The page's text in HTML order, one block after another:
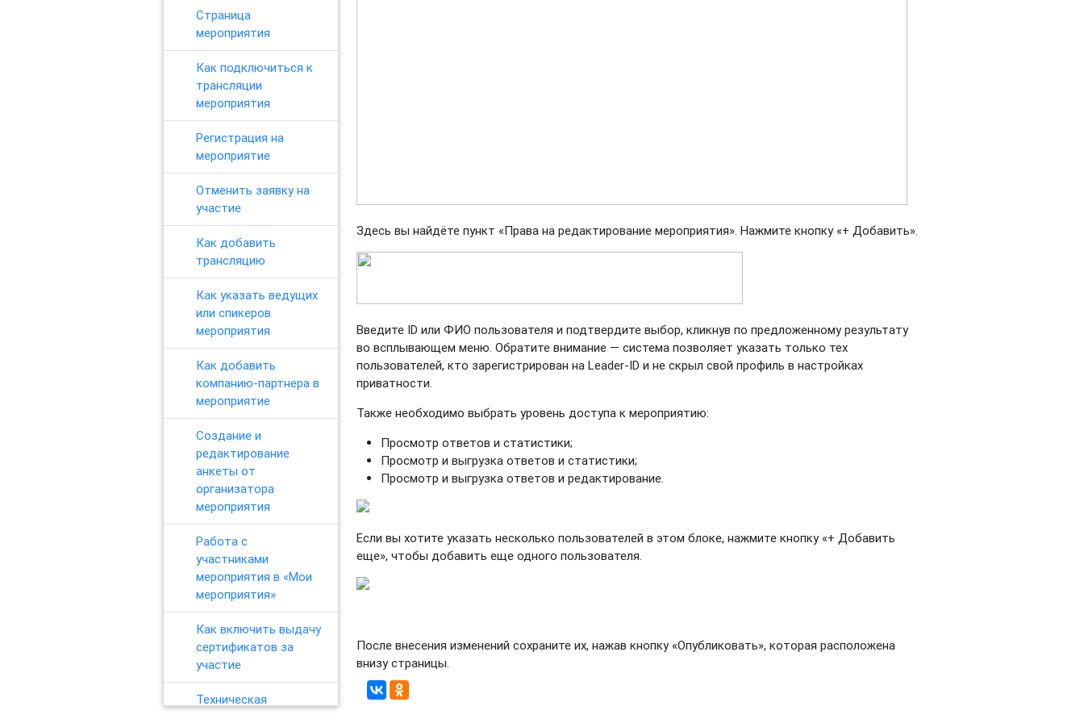
Страница
мероприятия
Как подключиться к
трансляции
мероприятия
Регистрация на
мероприятие
Отменить заявку на
участие
Как добавить
трансляцию
Как указать ведущих
или спикеров
мероприятия
Как добавить
компанию-партнера в
мероприятие
Создание и
редактирование
анкеты от
организатора
мероприятия
Работа с
участниками
мероприятия в «Мои
мероприятия»
Как включить выдачу
сертификатов за
участие
Техническая
Здесь вы найдёте пункт «Права на редактирование мероприятия». Нажмите кнопку «+ Добавить».
Введите ID или ФИО пользователя и подтвердите выбор, кликнув по предложенному результату
во всплывающем меню. Обратите внимание — система позволяет указать только тех
пользователей, кто зарегистрирован на Leader-ID и не скрыл свой профиль в настройках
приватности.
Также необходимо выбрать уровень доступа к мероприятию:
Просмотр ответов и статистики;
Просмотр и выгрузка ответов и статистики;
Просмотр и выгрузка ответов и редактирование.
Если вы хотите указать несколько пользователей в этом блоке, нажмите кнопку «+ Добавить
еще», чтобы добавить еще одного пользователя.
После внесения изменений сохраните их, нажав кнопку «Опубликовать», которая расположена
внизу страницы.